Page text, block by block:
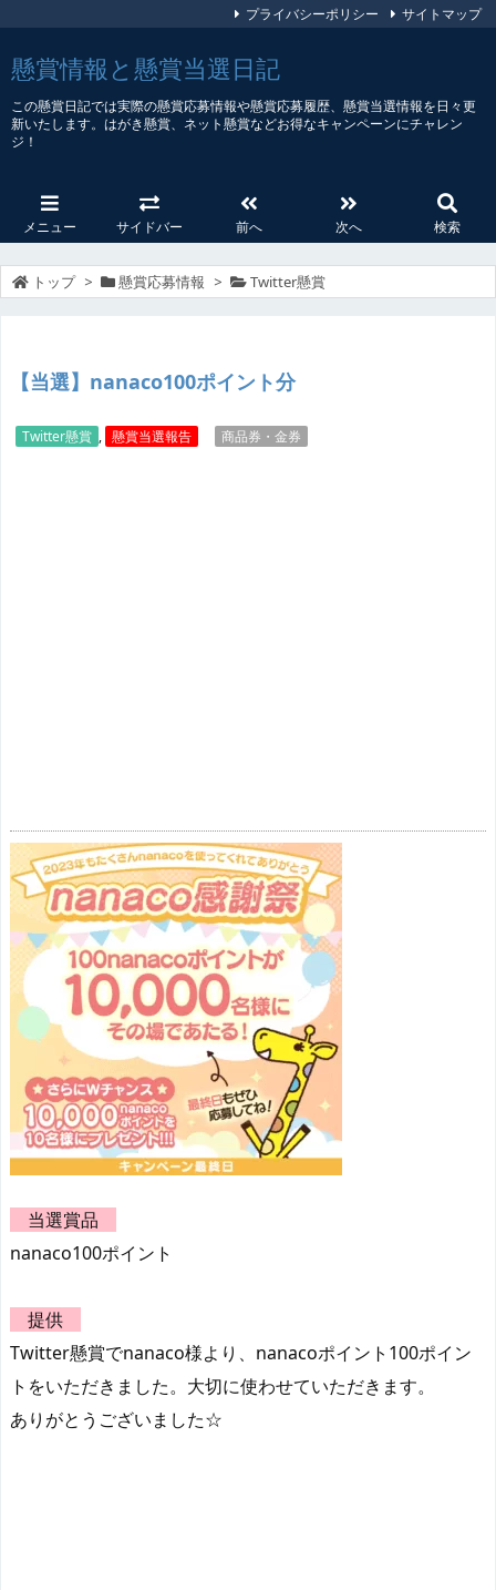
懸賞情報と懸賞当選日記
この懸賞日記では実際の懸賞応募情報や懸賞応募履歴、懸賞当選情報を日々更
新いたします。はがき懸賞、ネット懸賞などお得なキャンペーンにチャレン
ジ！
メニュー サイドバー 前へ 次へ 検索
プライバシーポリシー サイトマップ
トップ > 懸賞応募情報 > Twitter懸賞
【当選】nanaco100ポイント分
Twitter懸賞 , 懸賞当選報告 商品券・金券
当選賞品
nanaco100ポイント
提供
Twitter懸賞でnanaco様より、nanacoポイント100ポイン
トをいただきました。大切に使わせていただきます。
ありがとうございました☆